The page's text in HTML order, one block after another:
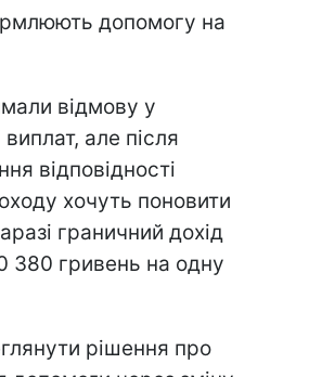
допомогу на
відмову у
але після
відповідності
хочуть поновити
граничний дохід
380 гривень на одну
рішення про